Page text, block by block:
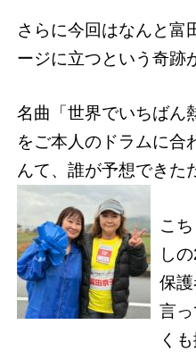
さらに今回はなんと富
ージに立つという奇跡
名曲「世界でいちばん
をご本人のドラムに合
んて、誰が予想できた
こ
し
保
言
く